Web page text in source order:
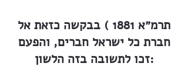
תרמ״א 1881 ) בבקשה כזאת אל
חברת כל ישראל חברים, והפעם
זכו לתשובה בזה הלשון: